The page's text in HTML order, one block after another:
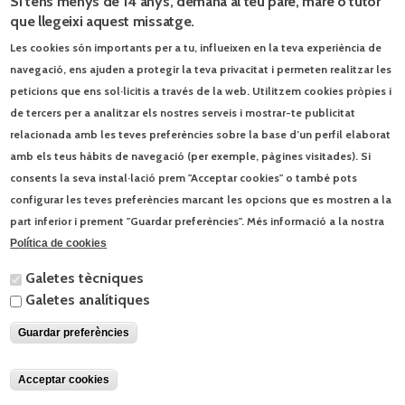
Blog El món a l’aula.
Jocs d’estiu 3/6/2026
412 00 30 |Contacta| Condicions d'ús
que llegeixi aquest missatge.
Les cookies són importants per a tu, influeixen en la teva experiència de
navegació, ens ajuden a protegir la teva privacitat i permeten realitzar les
peticions que ens sol·licitis a través de la web. Utilitzem cookies pròpies i
de tercers per a analitzar els nostres serveis i mostrar-te publicitat
relacionada amb les teves preferències sobre la base d’un perfil elaborat
amb els teus hàbits de navegació (per exemple, pàgines visitades). Si
consents la seva instal·lació prem "Acceptar cookies" o també pots
configurar les teves preferències marcant les opcions que es mostren a la
part inferior i prement "Guardar preferències". Més informació a la nostra
Política de cookies
Galetes tècniques
Galetes analítiques
Guardar preferències
Acceptar cookies